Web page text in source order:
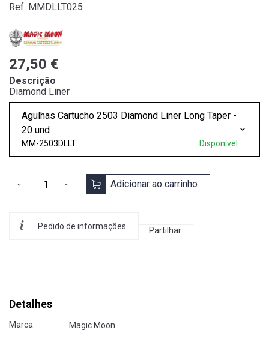
Ref. MMDLLT025
27,50 €
Descrição
Diamond Liner
Agulhas Cartucho 2503 Diamond Liner Long Taper -
20 und
MM-2503DLLT Disponível
Adicionar ao carrinho
Pedido de informações Partilhar:
Detalhes
Marca Magic Moon